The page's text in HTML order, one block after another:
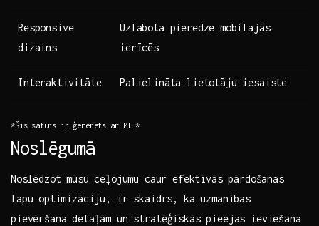
Responsive ​
dizains
Uzlabota pieredze⁣ mobilajās⁢
ierīcēs
Interaktivitāte Palielināta lietotāju ⁣iesaiste
*Šis ⁤saturs ir ģenerēts ar ​MI.*
Noslēgumā
Noslēdzot⁤ mūsu​ ceļojumu ⁢caur efektīvās​ pārdošanas
lapu⁤ optimizāciju, ir skaidrs, ka‌ uzmanības
pievēršana detaļām un stratēģiskās pieejas ieviešana